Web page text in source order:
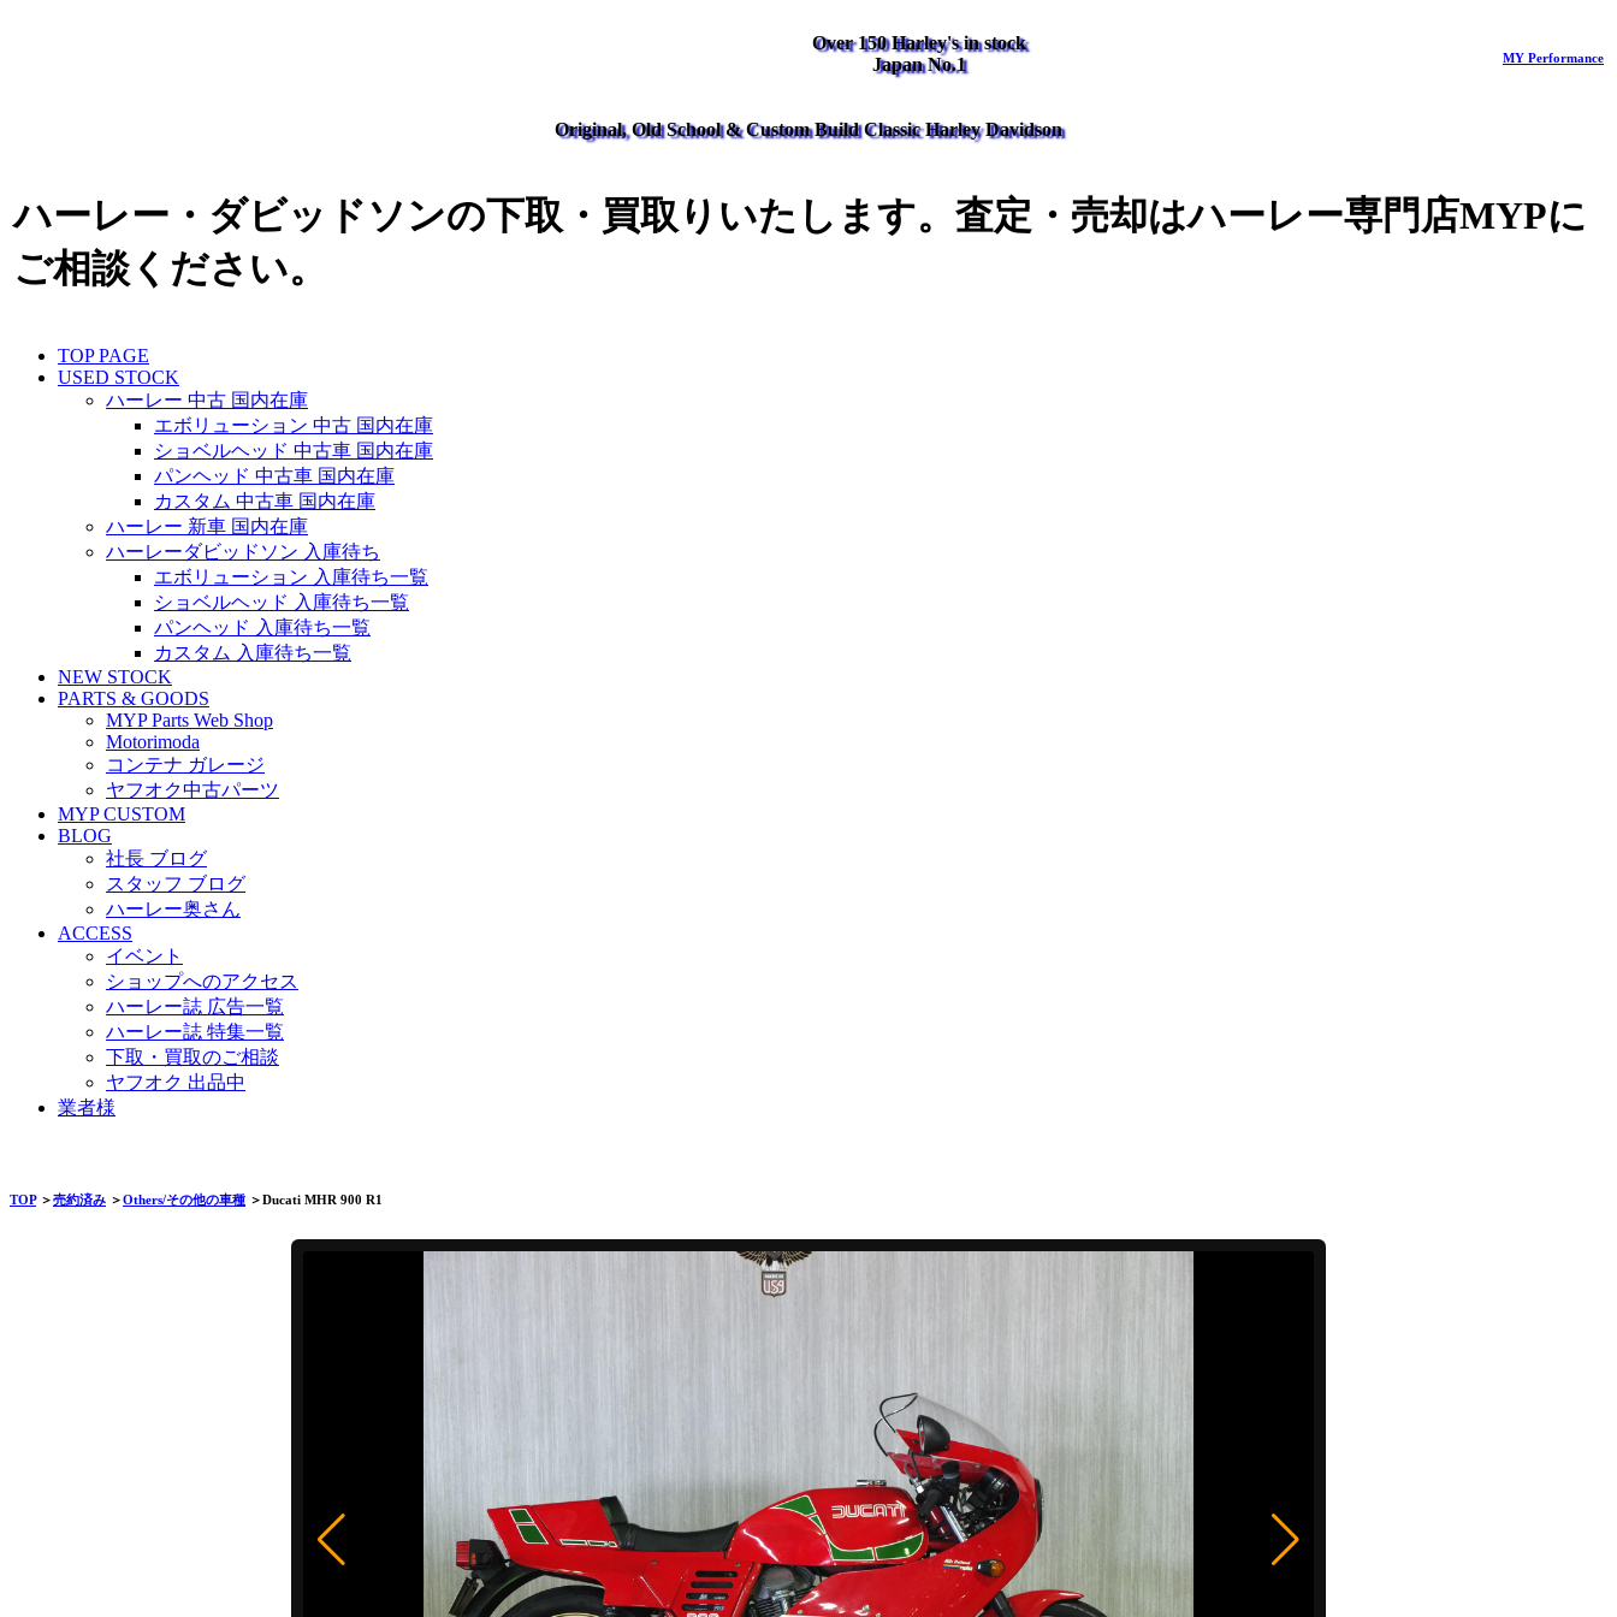
Over 150 Harley's in stock
Japan No.1
MY Performance
Original, Old School & Custom Build Classic Harley Davidson
ハーレー・ダビッドソンの下取・買取りいたします。査定・売却はハーレー専門店MYPに
ご相談ください。
TOP PAGE
USED STOCK
ハーレー 中古 国内在庫
エボリューション 中古 国内在庫
ショベルヘッド 中古車 国内在庫
パンヘッド 中古車 国内在庫
カスタム 中古車 国内在庫
ハーレー 新車 国内在庫
ハーレーダビッドソン 入庫待ち
エボリューション 入庫待ち一覧
ショベルヘッド 入庫待ち一覧
パンヘッド 入庫待ち一覧
カスタム 入庫待ち一覧
NEW STOCK
PARTS & GOODS
MYP Parts Web Shop
Motorimoda
コンテナ ガレージ
ヤフオク中古パーツ
MYP CUSTOM
BLOG
社長 ブログ
スタッフ ブログ
ハーレー奥さん
ACCESS
イベント
ショップへのアクセス
ハーレー誌 広告一覧
ハーレー誌 特集一覧
下取・買取のご相談
ヤフオク 出品中
業者様
TOP＞売約済み ＞Others/その他の車種 ＞Ducati MHR 900 R1